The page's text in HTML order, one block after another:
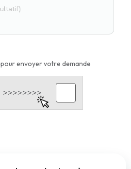
envoyer votre demande